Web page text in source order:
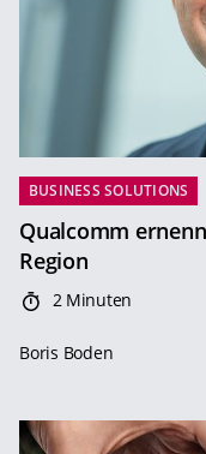
BUSINESS SOLUTIONS
Qualcomm
Region
2 Minuten
Boris Boden